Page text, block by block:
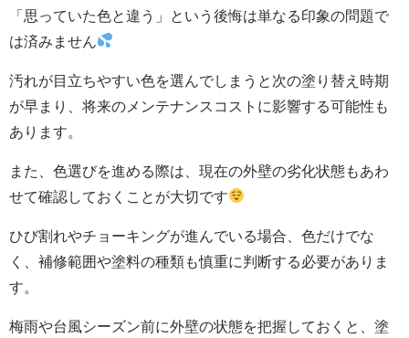
「思っていた色と違う」という後悔は単なる印象の問題で
は済みません
汚れが目立ちやすい色を選んでしまうと次の塗り替え時期
が早まり、将来のメンテナンスコストに影響する可能性も
あります。
また、色選びを進める際は、現在の外壁の劣化状態もあわ
せて確認しておくことが大切です
ひび割れやチョーキングが進んでいる場合、色だけでな
く、補修範囲や塗料の種類も慎重に判断する必要がありま
す。
梅雨や台風シーズン前に外壁の状態を把握しておくと、塗